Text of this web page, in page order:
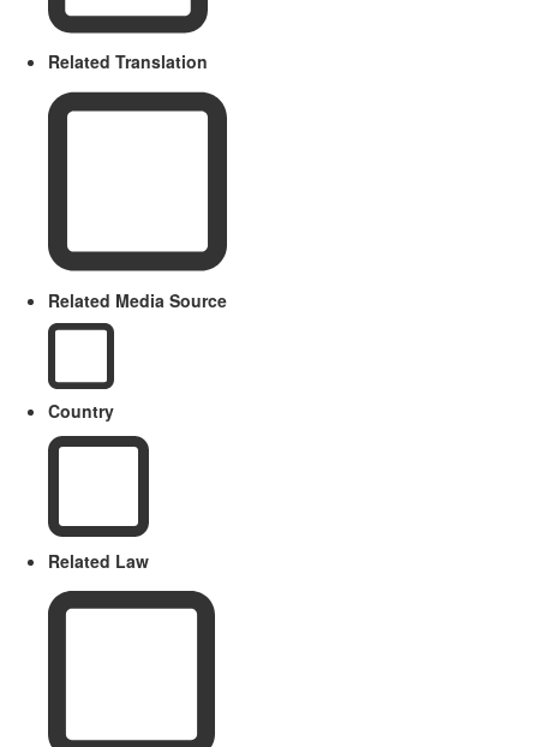
Related Translation
Related Media Source
Country
Related Law